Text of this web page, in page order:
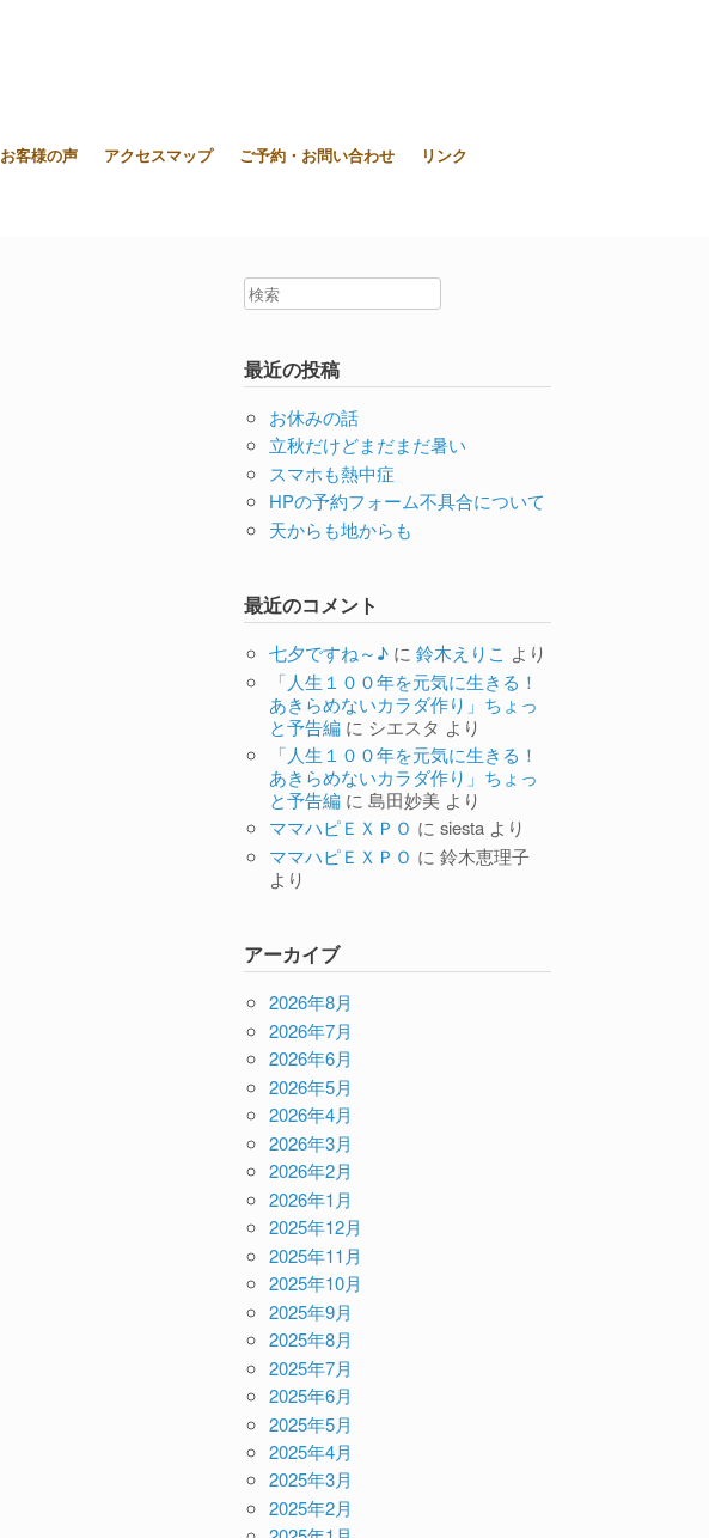
お客様の声 アクセスマップ ご予約・お問い合わせ リンク
最近の投稿
お休みの話
立秋だけどまだまだ暑い
スマホも熱中症
HPの予約フォーム不具合について
天からも地からも
最近のコメント
七夕ですね～♪ に鈴木えりこ より
「人生１００年を元気に生きる！
あきらめないカラダ作り」ちょっ
と予告編 に シエスタ より
「人生１００年を元気に生きる！
あきらめないカラダ作り」ちょっ
と予告編 に島田妙美 より
ママハピＥＸＰＯ にsiesta より
ママハピＥＸＰＯ に鈴木恵理子
より
アーカイブ
2026年8月
2026年7月
2026年6月
2026年5月
2026年4月
2026年3月
2026年2月
2026年1月
2025年12月
2025年11月
2025年10月
2025年9月
2025年8月
2025年7月
2025年6月
2025年5月
2025年4月
2025年3月
2025年2月